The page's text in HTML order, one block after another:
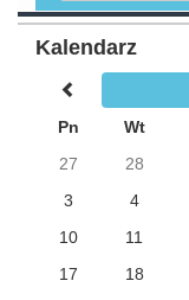
Kalendarz
Pn
Wt
27
28
3
4
10
11
17
18